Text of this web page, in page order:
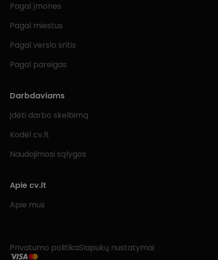
Pagal įmones
Pagal miestus
Pagal verslo sritis
Pagal pareigas
Darbdaviams
Įdėti darbo skelbimą
Kodėl cv.lt
Naudojimosi sąlygos
Apie cv.lt
Apie mus
Privatumo politikaSlapukų nustatymai